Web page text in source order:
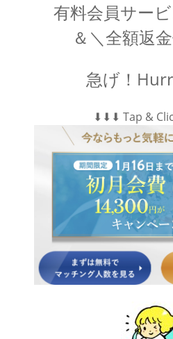
有料会員サー
＆＼全額返
急げ！
⬇︎⬇︎⬇︎ Tap &